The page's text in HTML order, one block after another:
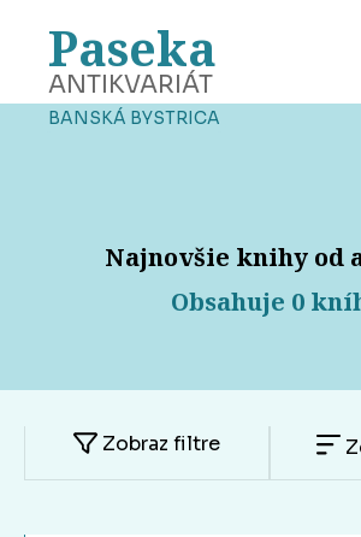
Paseka
ANTIKVARIÁT
BANSKÁ BYSTRICA
Najnovšie knihy od
Obsahuje 0
Zobraz filtre